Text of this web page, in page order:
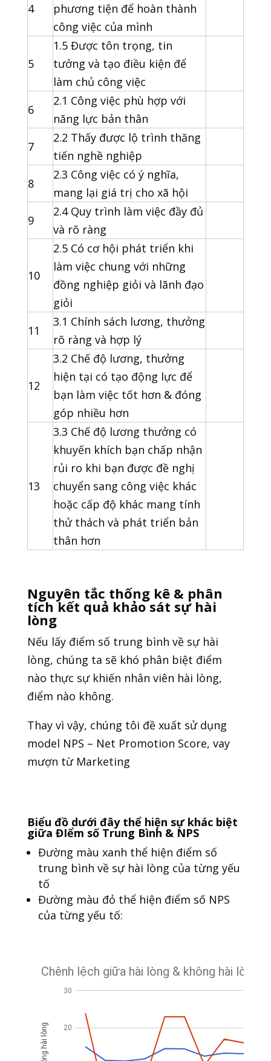
4
phương tiện để hoàn thành
công việc của mình
5
1.5 Được tôn trọng, tin
tưởng và tạo điều kiện để
làm chủ công việc
6
2.1 Công việc phù hợp với
năng lực bản thân
7
2.2 Thấy được lộ trình thăng
tiến nghề nghiệp
8
2.3 Công việc có ý nghĩa,
mang lại giá trị cho xã hội
9
2.4 Quy trình làm việc đầy đủ
và rõ ràng
10
2.5 Có cơ hội phát triển khi
làm việc chung với những
đồng nghiệp giỏi và lãnh đạo
giỏi
11
3.1 Chính sách lương, thưởng
rõ ràng và hợp lý
12
3.2 Chế độ lương, thưởng
hiện tại có tạo động lực để
bạn làm việc tốt hơn & đóng
góp nhiều hơn
13
3.3 Chế độ lương thưởng có
khuyến khích bạn chấp nhận
rủi ro khi bạn được đề nghị
chuyển sang công việc khác
hoặc cấp độ khác mang tính
thử thách và phát triển bản
thân hơn
Nguyên tắc thống kê & phân
tích kết quả khảo sát sự hài
lòng
Nếu lấy điểm số trung bình về sự hài
lòng, chúng ta sẽ khó phân biệt điểm
nào thực sự khiến nhân viên hài lòng,
điểm nào không.
Thay vì vậy, chúng tôi đề xuất sử dụng
model NPS – Net Promotion Score, vay
mượn từ Marketing
Biểu đồ dưới đây thể hiện sự khác biệt
giữa ĐIểm số Trung Bình & NPS
Đường màu xanh thể hiện điểm số
trung bình về sự hài lòng của từng yếu
tố
Đường màu đỏ thể hiện điểm số NPS
của từng yếu tố: